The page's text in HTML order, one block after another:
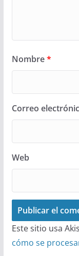
Nombre*
Correo
Web
Este sitio usa
cómo se